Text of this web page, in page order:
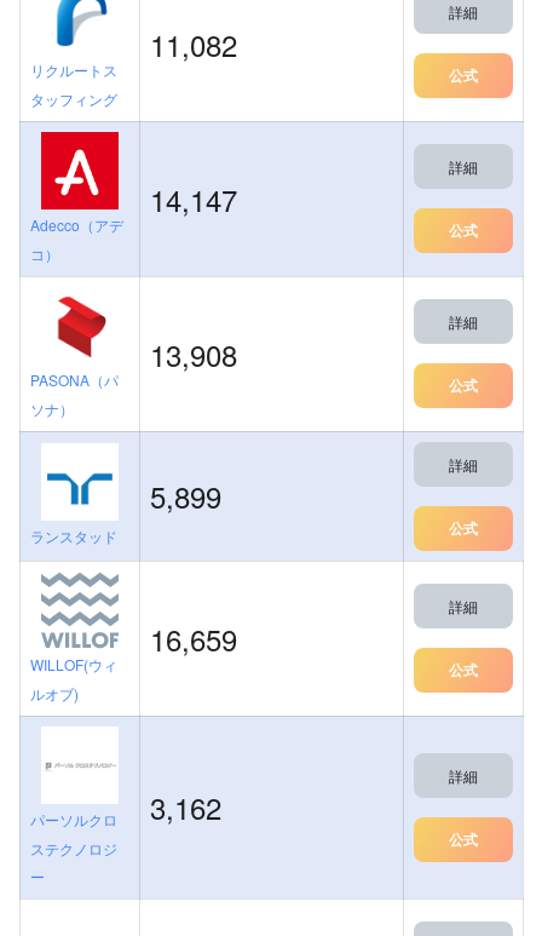
リクルートス
タッフィング
11,082
詳細
公式
Adecco（アデ
コ）
14,147
詳細
公式
PASONA（パ
ソナ）
13,908
詳細
公式
ランスタッド
5,899
詳細
公式
WILLOF(ウィ
ルオブ)
16,659
詳細
公式
パーソルクロ
ステクノロジ
ー
3,162
詳細
公式